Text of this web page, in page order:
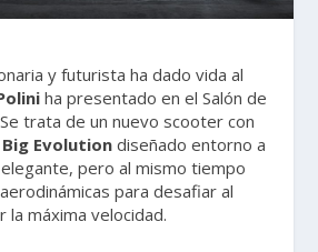
y futurista ha dado vida al
ha presentado en el Salón de
trata de un nuevo scooter con
Evolutiondiseñado entorno a
pero al mismo tiempo
para desafiar al
la máxima velocidad.